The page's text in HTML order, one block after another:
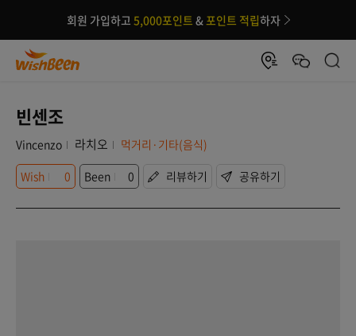
회원 가입하고 5,000포인트 &포인트 적립하자
빈센조
Vincenzo 라치오
먹거리·기타(음식)
Wish
0 Been 0 리뷰하기 공유하기